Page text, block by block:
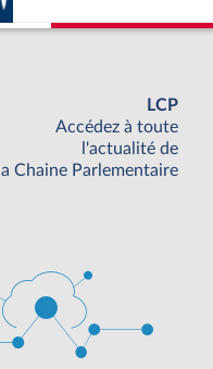
LCP
Accédez à toute
l'actualité de
la Chaine Parlementaire